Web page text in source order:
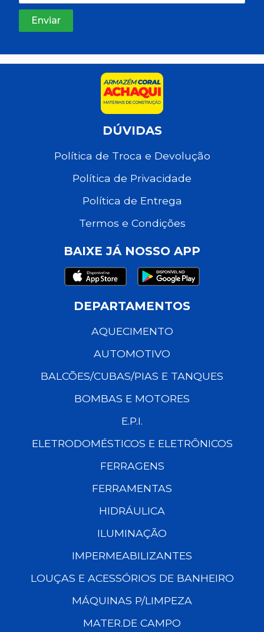
DÚVIDAS
Política de Troca e Devolução
Política de Privacidade
Política de Entrega
Termos e Condições
BAIXE JÁ NOSSO APP
DEPARTAMENTOS
AQUECIMENTO
AUTOMOTIVO
BALCÕES/CUBAS/PIAS E TANQUES
BOMBAS E MOTORES
E.P.I.
ELETRODOMÉSTICOS E ELETRÔNICOS
FERRAGENS
FERRAMENTAS
HIDRÁULICA
ILUMINAÇÃO
IMPERMEABILIZANTES
LOUÇAS E ACESSÓRIOS DE BANHEIRO
MÁQUINAS P/LIMPEZA
MATER.DE CAMPO